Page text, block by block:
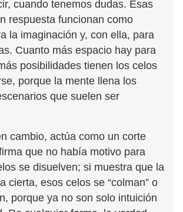
cuando tenemos dudas. Esas
respuesta funcionan como
la imaginación y, con ella, para
Cuanto más espacio hay para
posibilidades tienen los celos
porque la mente llena los
que suelen ser
cambio, actúa como un corte
que no había motivo para
se disuelven; si muestra que la
cierta, esos celos se “colman” o
porque ya no son solo intuición